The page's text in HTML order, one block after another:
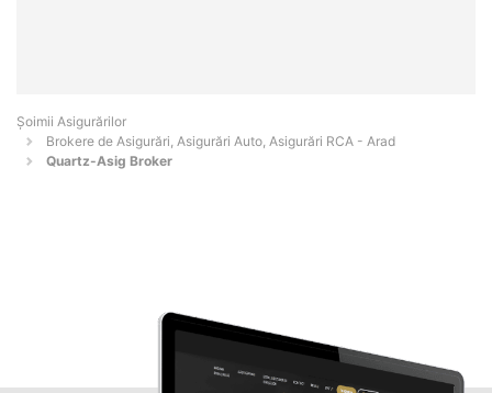
Șoimii Asigurărilor
Brokere de Asigurări, Asigurări Auto, Asigurări RCA - Arad
Quartz-Asig Broker